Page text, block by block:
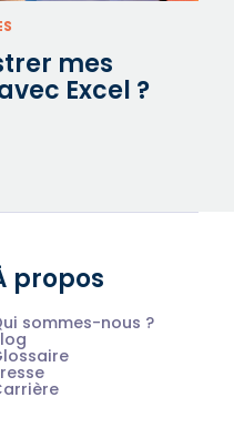
mes
Excel ?
propos
sommes-nous ?